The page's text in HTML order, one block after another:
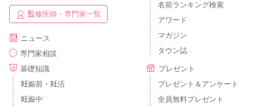
監修医師・専門家一覧
ニュース
専門家相談
基礎知識
妊娠前・妊活
妊娠中
名前ランキング検索
アワード
マガジン
タウン誌
プレゼント
プレゼント＆アンケート
全員無料プレゼント